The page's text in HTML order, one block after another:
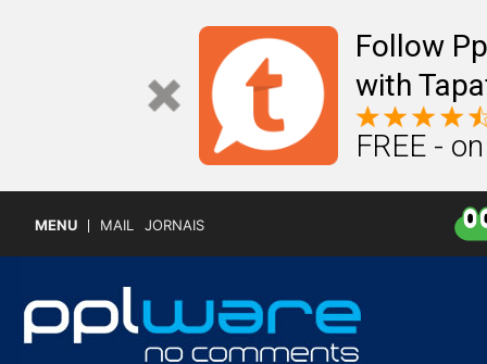
Follow
with
FREE -
MENU MAIL JORNAIS